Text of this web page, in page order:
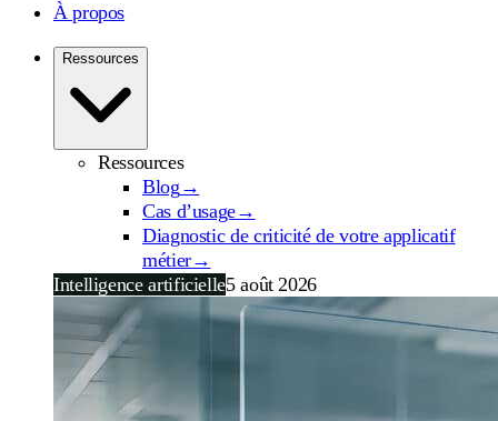
À propos
Ressources
Ressources
Blog →
Cas d’usage→
Diagnostic de criticité de votre applicatif
métier→
Intelligence artificielle5 août 2026